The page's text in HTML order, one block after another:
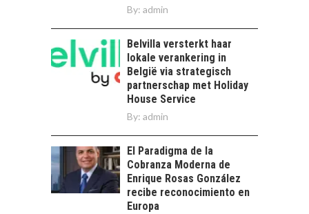
By: admin
Belvilla versterkt haar
lokale verankering in
België via strategisch
partnerschap met Holiday
House Service
By: admin
El Paradigma de la
Cobranza Moderna de
Enrique Rosas González
recibe reconocimiento en
Europa